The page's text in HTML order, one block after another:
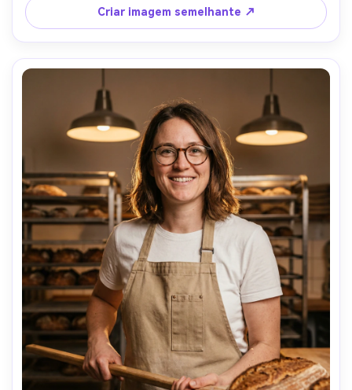
IV 50mm f/1.4, close-up vertical 4:5, realismo sincero, olhos
afiados, sombras naturais-AR 4:5
Criar imagem semelhante ↗